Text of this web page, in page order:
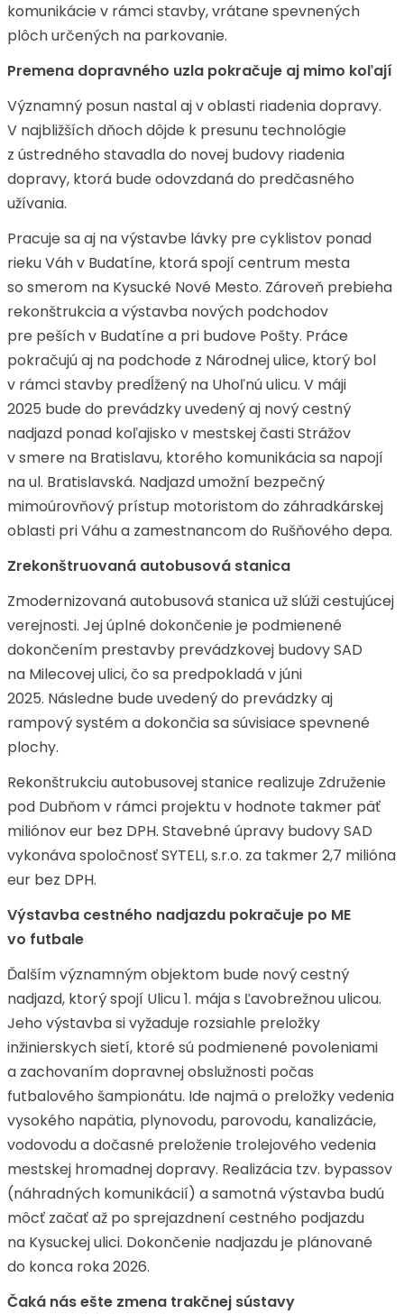
komunikácie v rámci stavby, vrátane spevnených
plôch určených na parkovanie.
Premena dopravného uzla pokračuje aj mimo koľají
Významný posun nastal aj v oblasti riadenia dopravy.
V najbližších dňoch dôjde k presunu technológie
z ústredného stavadla do novej budovy riadenia
dopravy, ktorá bude odovzdaná do predčasného
užívania.
Pracuje sa aj na výstavbe lávky pre cyklistov ponad
rieku Váh v Budatíne, ktorá spojí centrum mesta
so smerom na Kysucké Nové Mesto. Zároveň prebieha
rekonštrukcia a výstavba nových podchodov
pre peších v Budatíne a pri budove Pošty. Práce
pokračujú aj na podchode z Národnej ulice, ktorý bol
v rámci stavby predĺžený na Uhoľnú ulicu. V máji
2025 bude do prevádzky uvedený aj nový cestný
nadjazd ponad koľajisko v mestskej časti Strážov
v smere na Bratislavu, ktorého komunikácia sa napojí
na ul. Bratislavská. Nadjazd umožní bezpečný
mimoúrovňový prístup motoristom do záhradkárskej
oblasti pri Váhu a zamestnancom do Rušňového depa.
Zrekonštruovaná autobusová stanica
Zmodernizovaná autobusová stanica už slúži cestujúcej
verejnosti. Jej úplné dokončenie je podmienené
dokončením prestavby prevádzkovej budovy SAD
na Milecovej ulici, čo sa predpokladá v júni
2025. Následne bude uvedený do prevádzky aj
rampový systém a dokončia sa súvisiace spevnené
plochy.
Rekonštrukciu autobusovej stanice realizuje Združenie
pod Dubňom v rámci projektu v hodnote takmer päť
miliónov eur bez DPH. Stavebné úpravy budovy SAD
vykonáva spoločnosť SYTELI, s.r.o. za takmer 2,7 milióna
eur bez DPH.
Výstavba cestného nadjazdu pokračuje po ME
vo futbale
Ďalším významným objektom bude nový cestný
nadjazd, ktorý spojí Ulicu 1. mája s Ľavobrežnou ulicou.
Jeho výstavba si vyžaduje rozsiahle preložky
inžinierskych sietí, ktoré sú podmienené povoleniami
a zachovaním dopravnej obslužnosti počas
futbalového šampionátu. Ide najmä o preložky vedenia
vysokého napätia, plynovodu, parovodu, kanalizácie,
vodovodu a dočasné preloženie trolejového vedenia
mestskej hromadnej dopravy. Realizácia tzv. bypassov
(náhradných komunikácií) a samotná výstavba budú
môcť začať až po sprejazdnení cestného podjazdu
na Kysuckej ulici. Dokončenie nadjazdu je plánované
do konca roka 2026.
Čaká nás ešte zmena trakčnej sústavy